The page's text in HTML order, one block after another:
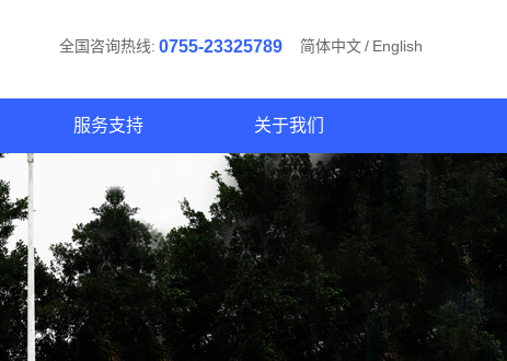
全国咨询热线: 0755-23325789 简体中文/ English
服务支持 关于我们